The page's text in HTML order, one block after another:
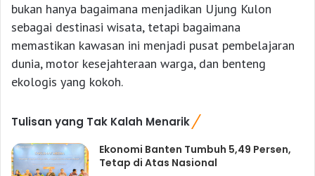
bukan hanya bagaimana menjadikan Ujung Kulon
sebagai destinasi wisata, tetapi bagaimana
memastikan kawasan ini menjadi pusat pembelajaran
dunia, motor kesejahteraan warga, dan benteng
ekologis yang kokoh.
Tulisan yang Tak Kalah Menarik
Ekonomi Banten Tumbuh 5,49 Persen,
Tetap di Atas Nasional